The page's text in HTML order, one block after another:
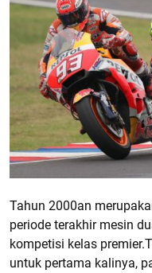
Tahun 2000an
periode terakhir mesin
kompetisi kelas
untuk pertama kalinya,